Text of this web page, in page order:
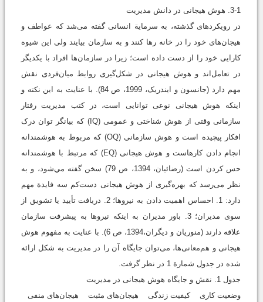
3-1. هوش هیجانی در دانش مدیریت
در رویکردهای گذشته، به سرمایة انسانی گفته می‌شد که عواطف و
هیجان‌های خود را در خانه رها کنند و به سازمان بيایند ولی این شیوه
کارایی خود را از دست‌ داده است؛ زیرا در سازمان‌ها افراد با یکدیگر
در تعامل‌اند و هوش هیجانی در شکل‌گیری روابط میان‌فردی نقش
مهم دارد (جانسون و ایندریک، 1999، ص 84). با عنایت به این نکته و
اینکه هوش هیجانی نوعی توانایی است، در کتب مدیریت رفتار
سازمانی وقتی از هوش شناختی و عمومی (IQ) که بیانگر توان درک
افکار پیچیده است و هوش سازمانی (OQ) که مربوط به هوشمندانه
انجام دادن کارهاست و هوش هیجانی (EQ) که مرتبط با هوشمندانه
حس کردن است (رضائیان، 1394، ص 79) سخن گفته مي‌شود، و به
نظر می‌رسد که بهره‌گیری از هوش هیجانی دست‌کم سه فایدة مهم
دارد: 1. احساس اهمیت دادن به نیروها؛ 2. دریافت تأیید یا تشویق از
سوی مدیران؛ 3. باور مدیران به اینکه نیروها به پیشرفت سازمان
علاقه دارند (منوریان و دیگران،1394، ص 6). با عنایت به مفهوم هوش
هیجانی و هم‌معانی‌ها، می‌توان جایگاه آن را در مدیریت به شکل ارائه‌
شده در جدول شمارة 1 در نظر گرفت.
جدول 1. نقش و جایگاه هوش هیجانی در مدیریت
وضعیت کاری کیفیت زندگی هیجان‌های مثبت هیجان‌های منفی